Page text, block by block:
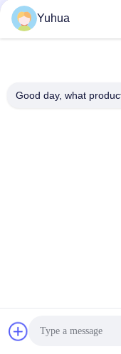
Yuhua
Good day, what